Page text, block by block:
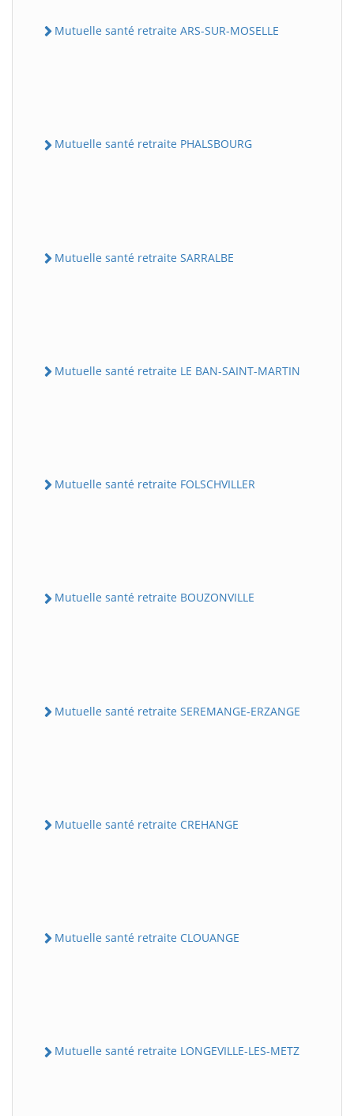
Mutuelle santé retraite ARS-SUR-MOSELLE
Mutuelle santé retraite PHALSBOURG
Mutuelle santé retraite SARRALBE
Mutuelle santé retraite LE BAN-SAINT-MARTIN
Mutuelle santé retraite FOLSCHVILLER
Mutuelle santé retraite BOUZONVILLE
Mutuelle santé retraite SEREMANGE-ERZANGE
Mutuelle santé retraite CREHANGE
Mutuelle santé retraite CLOUANGE
Mutuelle santé retraite LONGEVILLE-LES-METZ